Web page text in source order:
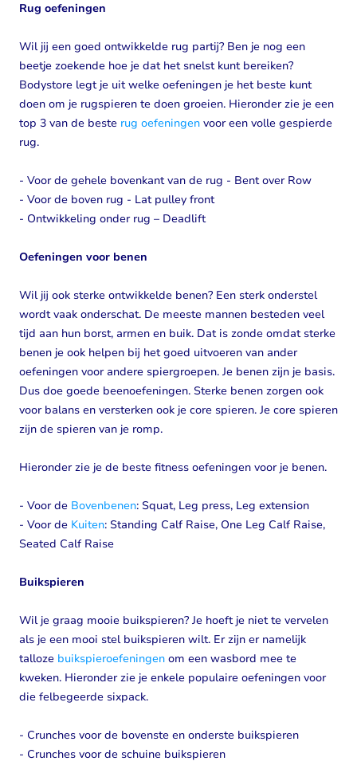
Rug oefeningen
Wil jij een goed ontwikkelde rug partij? Ben je nog een
beetje zoekende hoe je dat het snelst kunt bereiken?
Bodystore legt je uit welke oefeningen je het beste kunt
doen om je rugspieren te doen groeien. Hieronder zie je een
top 3 van de beste rug oefeningen voor een volle gespierde
rug.
- Voor de gehele bovenkant van de rug - Bent over Row
- Voor de boven rug - Lat pulley front
- Ontwikkeling onder rug – Deadlift
Oefeningen voor benen
Wil jij ook sterke ontwikkelde benen? Een sterk onderstel
wordt vaak onderschat. De meeste mannen besteden veel
tijd aan hun borst, armen en buik. Dat is zonde omdat sterke
benen je ook helpen bij het goed uitvoeren van ander
oefeningen voor andere spiergroepen. Je benen zijn je basis.
Dus doe goede beenoefeningen. Sterke benen zorgen ook
voor balans en versterken ook je core spieren. Je core spieren
zijn de spieren van je romp.
Hieronder zie je de beste fitness oefeningen voor je benen.
- Voor de Bovenbenen: Squat, Leg press, Leg extension
- Voor de Kuiten: Standing Calf Raise, One Leg Calf Raise,
Seated Calf Raise
Buikspieren
Wil je graag mooie buikspieren? Je hoeft je niet te vervelen
als je een mooi stel buikspieren wilt. Er zijn er namelijk
talloze buikspieroefeningen om een wasbord mee te
kweken. Hieronder zie je enkele populaire oefeningen voor
die felbegeerde sixpack.
- Crunches voor de bovenste en onderste buikspieren
- Crunches voor de schuine buikspieren